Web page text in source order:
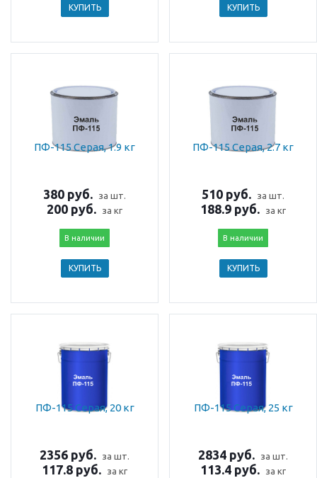
КУПИТЬ КУПИТЬ
ПФ-115 Серая, 1.9 кг
380 руб. за шт.
200 руб. за кг
В наличии
КУПИТЬ
ПФ-115 Серая, 2.7 кг
510 руб. за шт.
188.9 руб. за кг
В наличии
КУПИТЬ
ПФ-115 Серая, 20 кг
2356 руб. за шт.
117.8 руб. за кг
ПФ-115 Серая, 25 кг
2834 руб. за шт.
113.4 руб. за кг